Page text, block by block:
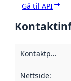
Gå til API
Kontaktpunkt
Nettside: